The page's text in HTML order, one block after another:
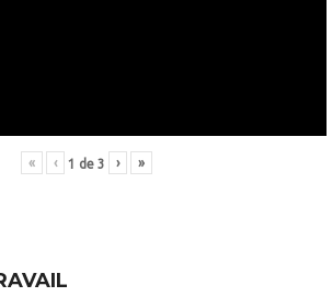
« ‹ 1 de 3 › »